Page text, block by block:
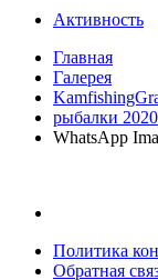
Активность
Главная
Галерея
рыбалки 2020
WhatsApp
Политика
Обратная